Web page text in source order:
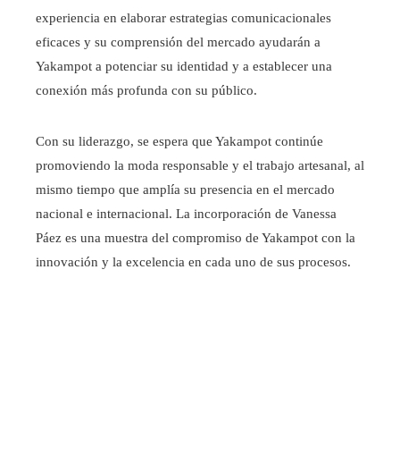
experiencia en elaborar estrategias comunicacionales
eficaces y su comprensión del mercado ayudarán a
Yakampot a potenciar su identidad y a establecer una
conexión más profunda con su público.
Con su liderazgo, se espera que Yakampot continúe
promoviendo la moda responsable y el trabajo artesanal, al
mismo tiempo que amplía su presencia en el mercado
nacional e internacional. La incorporación de Vanessa
Páez es una muestra del compromiso de Yakampot con la
innovación y la excelencia en cada uno de sus procesos.